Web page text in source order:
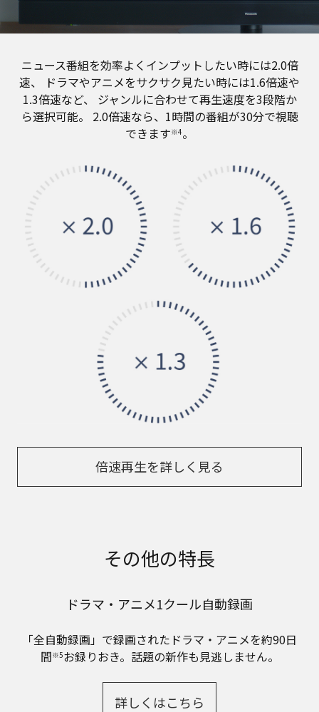
ニュース番組を効率よくインプットしたい時には2.0倍
速、
ドラマやアニメをサクサク見たい時には1.6倍速や
1.3倍速など、
ジャンルに合わせて再生速度を3段階か
ら選択可能。
2.0倍速なら、1時間の番組が30分で視聴
できます※4。
倍速再生を詳しく見る
その他の特長
ドラマ・アニメ1クール自動録画
「全自動録画」で録画されたドラマ・アニメを約90日
間※5お録りおき。話題の新作も見逃しません。
詳しくはこちら